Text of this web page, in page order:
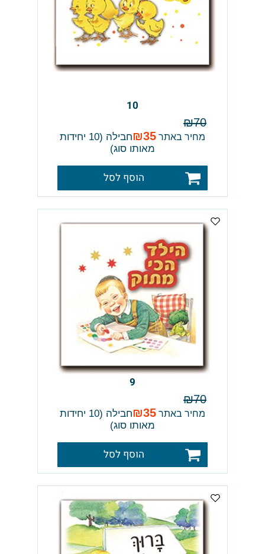
10
₪70
מחיר באתר ₪35
חבילה (10 יחידות
מאותו סוג)
הוסף לסל
9
₪70
מחיר באתר ₪35
חבילה (10 יחידות
מאותו סוג)
הוסף לסל